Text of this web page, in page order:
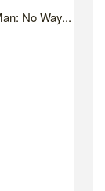
No Way...